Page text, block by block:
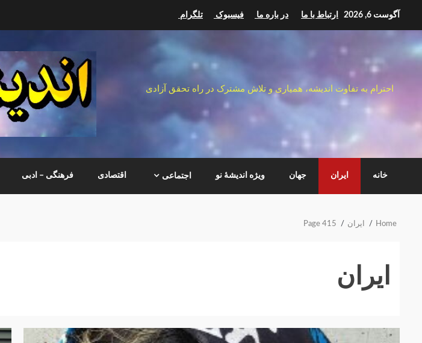
content
آگوست 6, 2026 ارتباط با ما در باره ما فیسبوک تلگرام
احترام به تفاوت اندیشه، همیاری و تلاش مشترک در راه تحقق آزادی
خانه ایران جهان ویژه اندیشهٔ نو اجتماعی اقتصادی فرهنگی – ادبی
Home ایران Page 415
ایران